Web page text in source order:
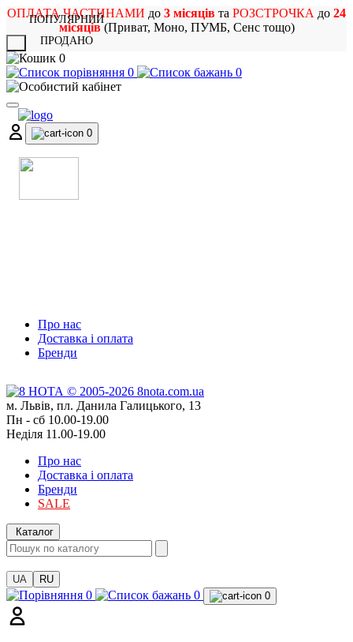
ОПЛАТА ЧАСТИНАМИ до 3 місяців та РОЗСТРОЧКА до 24
місяців(Приват, Моно, ПУМБ, Сенс тощо)
0
0
0
0
Про нас
Доставка і оплата
Бренди
м. Львів, пл. Данила Галицького, 13
Пн - сб 10.00-19.00
Неділя 11.00-19.00
Про нас
Доставка і оплата
Бренди
SALE
Каталог
UA RU
0 0 0
ПОПУЛЯРНИЙ
ПРОДАНО